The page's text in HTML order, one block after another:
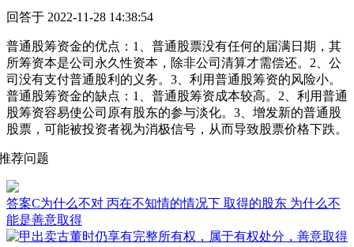
回答于 2022-11-28 14:38:54
普通股筹资金的优点：1、普通股票没有任何的届满日期，其
所筹资本是公司永久性资本，除非公司清算才需偿还。2、公
司没有支付普通股利的义务。3、利用普通股筹资的风险小。
普通股筹资金的缺点：1、普通股筹资成本较高。2、利用普通
股筹资容易使公司原有股东的参与淡化。3、增发新的普通股
股票，可能被投资者视为消极信号，从而导致股票价格下跌。
荐问题
答案C为什么不对 丙在不知情的情况下 取得的股东 为什么不
能是善意取得